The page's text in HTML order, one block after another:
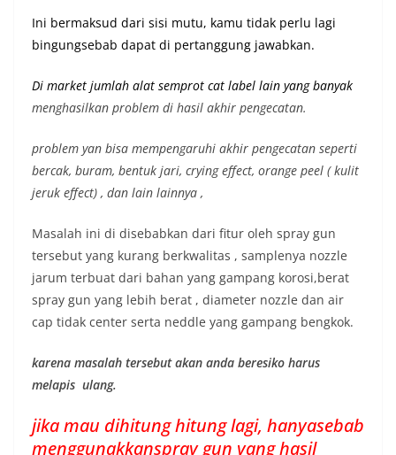
Ini bermaksud dari sisi mutu, kamu tidak perlu lagi
bingungsebab dapat di pertanggung jawabkan.
Di market jumlah alat semprot cat label lain yang banyak
menghasilkan problem di hasil akhir pengecatan.
problem yan bisa mempengaruhi akhir pengecatan seperti
bercak, buram, bentuk jari, crying effect, orange peel ( kulit
jeruk effect) , dan lain lainnya ,
Masalah ini di disebabkan dari fitur oleh spray gun
tersebut yang kurang berkwalitas , samplenya nozzle
jarum terbuat dari bahan yang gampang korosi,berat
spray gun yang lebih berat , diameter nozzle dan air
cap tidak center serta neddle yang gampang bengkok.
karena masalah tersebut akan anda beresiko harus
melapis ulang.
jika mau dihitung hitung lagi, hanyasebab
menggunakkanspray gun yang hasil